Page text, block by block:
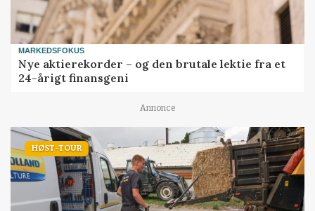
MARKEDSFOKUS
Nye aktierekorder – og den brutale lektie fra et
24-årigt finansgeni
Annonce
HØST-TOUR